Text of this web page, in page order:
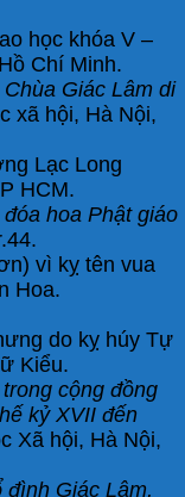
học khóa V –
Chí Minh.
Chùa Giác Lâm di
xã hội, Hà Nội,
Lạc Long
HCM.
hoa Phật giáo
vì kỵ tên vua
Hoa.
do kỵ húy Tự
Kiểu.
cộng đồng
kỷ XVII đến
Xã hội, Hà Nội,
Giác Lâm,